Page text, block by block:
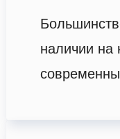
наличии на